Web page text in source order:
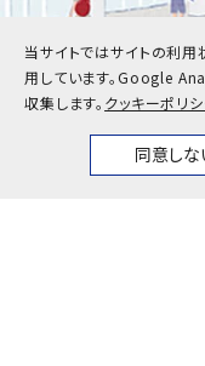
当サイトではサイトの利
用しています。Google
収集します。 クッキーポリ
同意しな
News
受験生
卒業生